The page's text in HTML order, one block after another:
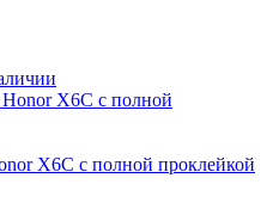
X6C с полной проклейкой